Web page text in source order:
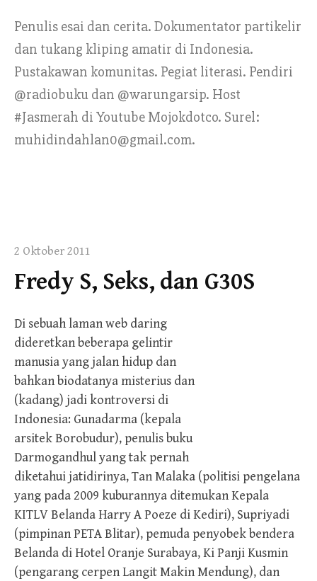
Penulis esai dan cerita. Dokumentator partikelir
dan tukang kliping amatir di Indonesia.
Pustakawan komunitas. Pegiat literasi. Pendiri
@radiobuku dan @warungarsip. Host
#Jasmerah di Youtube Mojokdotco. Surel:
muhidindahlan0@gmail.com.
2 Oktober 2011
Fredy S, Seks, dan G30S
Di sebuah laman web daring
dideretkan beberapa gelintir
manusia yang jalan hidup dan
bahkan biodatanya misterius dan
(kadang) jadi kontroversi di
Indonesia: Gunadarma (kepala
arsitek Borobudur), penulis buku
Darmogandhul yang tak pernah
diketahui jatidirinya, Tan Malaka (politisi pengelana
yang pada 2009 kuburannya ditemukan Kepala
KITLV Belanda Harry A Poeze di Kediri), Supriyadi
(pimpinan PETA Blitar), pemuda penyobek bendera
Belanda di Hotel Oranje Surabaya, Ki Panji Kusmin
(pengarang cerpen Langit Makin Mendung), dan